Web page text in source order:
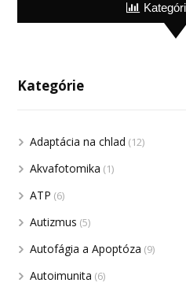
Kategórie
Adaptácia na chlad (12)
Akvafotomika (1)
ATP (6)
Autizmus (5)
Autofágia a Apoptóza (9)
Autoimunita (6)